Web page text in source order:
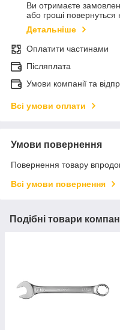
Ви отримаєте
або гроші повернуться
Детальніше
Оплатити частинами
Післяплата
Умови компанії та
Всі умови оплати
Умови повернення
Повернення товару
Всі умови повернення
Подібні товари